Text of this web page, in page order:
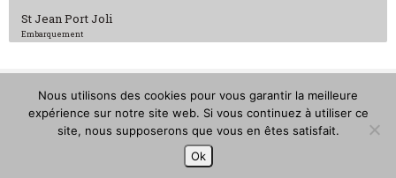
St Jean Port Joli
Embarquement
Rêve de Mer©2018 – Tous droits réservés – Conception :
Nous utilisons des cookies pour vous garantir la meilleure
expérience sur notre site web. Si vous continuez à utiliser ce
site, nous supposerons que vous en êtes satisfait.
Ok